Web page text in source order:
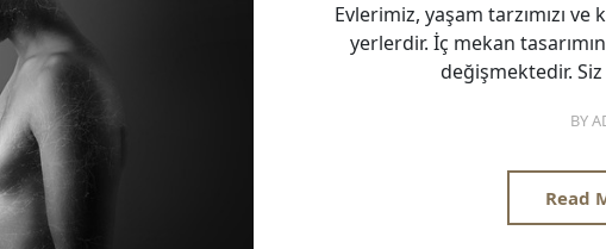
Evlerimiz, yaşam tarzımızı ve
yerlerdir. İç mekan
değişmektedir.
BY
Read